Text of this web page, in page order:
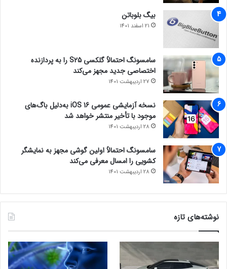
بیگ بلوباتن
21 اسفند 1401
سامسونگ احتمالاً گلکسی S25 را به پردازنده
اختصاصی جدید مجهز می‌کند
27 اردیبهشت 1401
نسخه آزمایشی عمومی iOS 16 به‌دلیل باگ‌های
موجود با تأخیر منتشر خواهد شد
28 اردیبهشت 1401
سامسونگ احتمالاً اولین گوشی مجهز به نمایشگر
کشویی را امسال معرفی می‌کند
28 اردیبهشت 1401
نوشته‌های تازه